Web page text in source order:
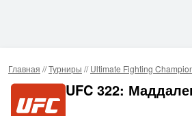
Главная //Турниры //Ultimate Fighting
UFC 322: